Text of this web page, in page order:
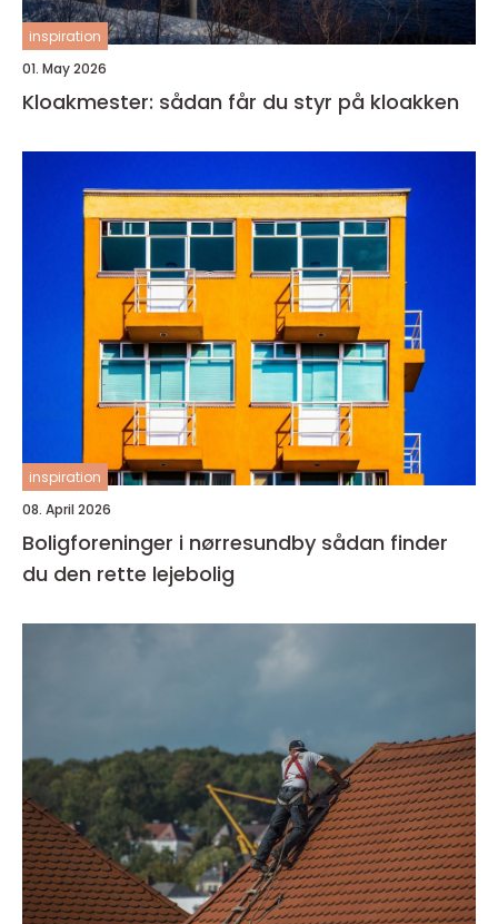
inspiration
01. May 2026
Kloakmester: sådan får du styr på kloakken
inspiration
08. April 2026
Boligforeninger i nørresundby sådan finder
du den rette lejebolig